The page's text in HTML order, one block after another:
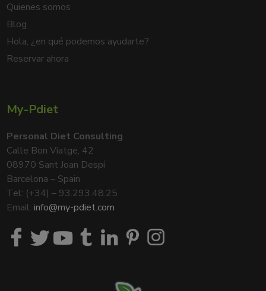
Quienes somos
Blog
Hola, ¿en qué podemos ayudarte?
Reservar ahora
My-Pdiet
Personal Diet Consulting
Calle Bon Viatge, 42
08970 Sant Joan Despí
Barcelona – Spain
Tel: (+34) – 93.293.48.25
Email:info@my-pdiet.com